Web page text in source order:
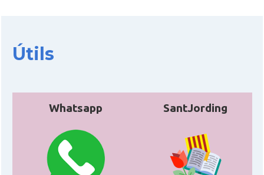
Útils
Whatsapp SantJording